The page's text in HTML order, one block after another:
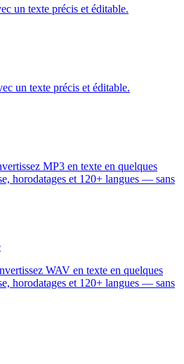
un texte précis et éditable.
un texte précis et éditable.
MP3 en texte en quelques
horodatages et 120+ langues — sans
WAV en texte en quelques
horodatages et 120+ langues — sans